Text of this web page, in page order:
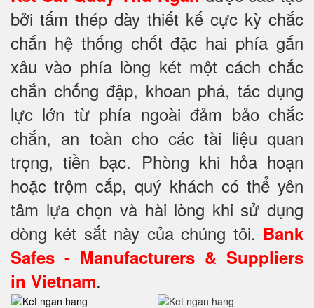
bởi tấm thép dày thiết kế cực kỳ chắc
chắn hệ thống chốt đặc hai phía gắn
xâu vào phía lòng két một cách chắc
chắn chống đập, khoan phá, tác dụng
lực lớn từ phía ngoài đảm bảo chắc
chắn, an toàn cho các tài liệu quan
trọng, tiền bạc. Phòng khi hỏa hoạn
hoặc trộm cắp, quý khách có thể yên
tâm lựa chọn và hài lòng khi sử dụng
dòng két sắt này của chúng tôi. Bank
Safes - Manufacturers & Suppliers
in Vietnam.